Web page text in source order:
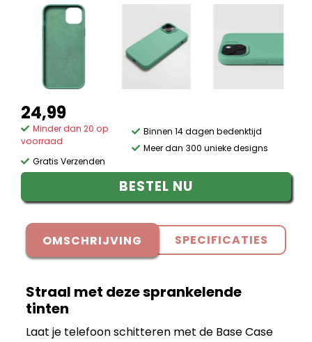
24,99
Minder dan 20 op
voorraad
Gratis Verzenden
Binnen 14 dagen bedenktijd
Meer dan 300 unieke designs
BESTEL NU
OMSCHRIJVING SPECIFICATIES
Straal met deze sprankelende
tinten
Laat je telefoon schitteren met de Base Case